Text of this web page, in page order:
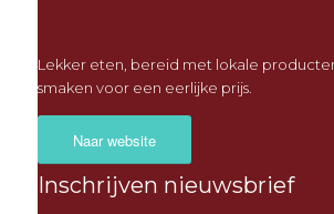
Lekker eten, bereid met lokale
smaken voor een eerlijke prijs.
Naar website
Inschrijven nieuwsbrief